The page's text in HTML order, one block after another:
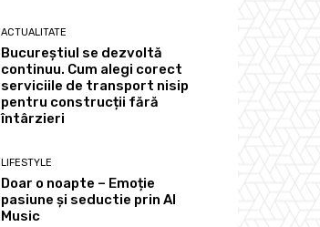
ACTUALITATE
Bucureștiul se dezvoltă
continuu. Cum alegi corect
serviciile de transport nisip
pentru construcții fără
întârzieri
LIFESTYLE
Doar o noapte – Emoție
pasiune și seductie prin AI
Music